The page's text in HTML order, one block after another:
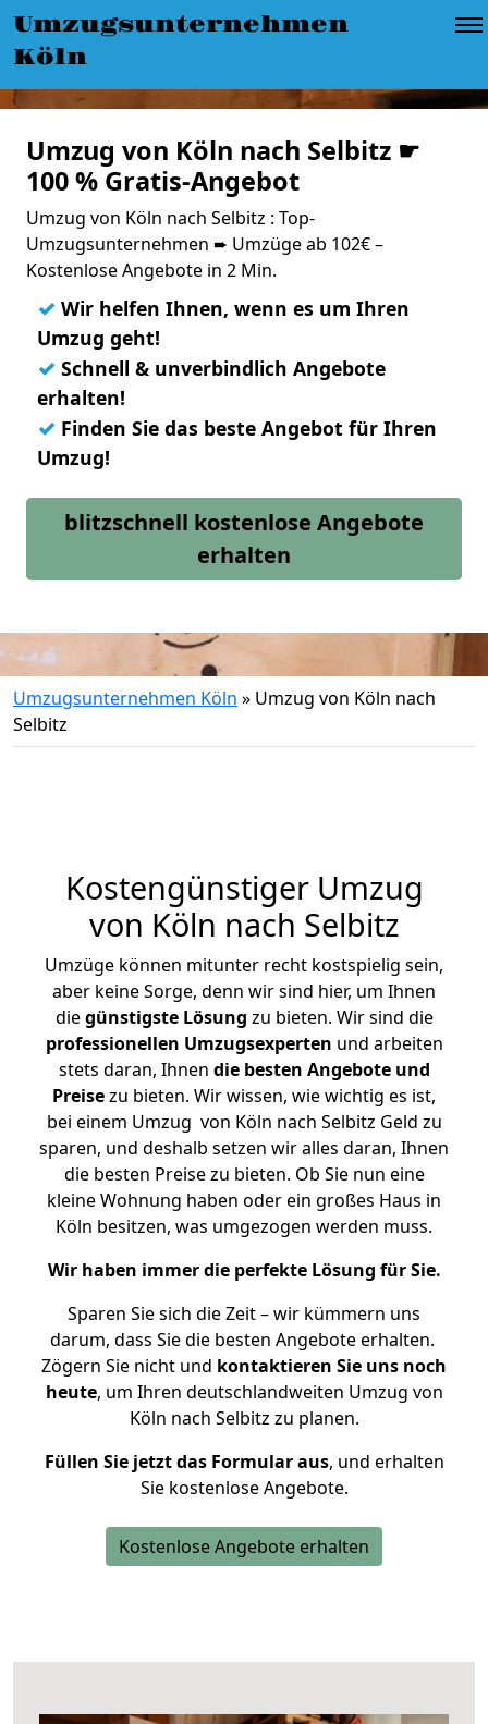
Umzugsunternehmen
Köln
Umzug von Köln nach Selbitz ☛
100 % Gratis-Angebot
Umzug von Köln nach Selbitz : Top-
Umzugsunternehmen ➨ Umzüge ab 102€ –
Kostenlose Angebote in 2 Min.
✓ Wir helfen Ihnen, wenn es um Ihren
Umzug geht!
✓ Schnell & unverbindlich Angebote
erhalten!
✓ Finden Sie das beste Angebot für Ihren
Umzug!
blitzschnell kostenlose Angebote
erhalten
Umzugsunternehmen Köln » Umzug von Köln nach
Selbitz
Kostengünstiger Umzug
von Köln nach Selbitz
Umzüge können mitunter recht kostspielig sein,
aber keine Sorge, denn wir sind hier, um Ihnen
diegünstigste Lösung zu bieten. Wir sind die
professionellen Umzugsexperten und arbeiten
stets daran, Ihnen die besten Angebote und
Preisezu bieten. Wir wissen, wie wichtig es ist,
bei einem Umzug von Köln nach Selbitz Geld zu
sparen, und deshalb setzen wir alles daran, Ihnen
die besten Preise zu bieten. Ob Sie nun eine
kleine Wohnung haben oder ein großes Haus in
Köln besitzen, was umgezogen werden muss.
Wir haben immer die perfekte Lösung für Sie.
Sparen Sie sich die Zeit – wir kümmern uns
darum, dass Sie die besten Angebote erhalten.
Zögern Sie nicht und kontaktieren Sie uns noch
heute, um Ihren deutschlandweiten Umzug von
Köln nach Selbitz zu planen.
Füllen Sie jetzt das Formular aus, und erhalten
Sie kostenlose Angebote.
Kostenlose Angebote erhalten